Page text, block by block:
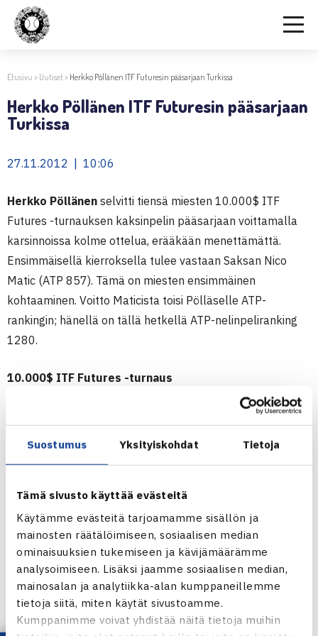
Suostumus Yksityiskohdat Tietoja
Tämä sivusto käyttää evästeitä
Käytämme evästeitä tarjoamamme sisällön ja
mainosten räätälöimiseen, sosiaalisen median
ominaisuuksien tukemiseen ja kävijämäärämme
analysoimiseen. Lisäksi jaamme sosiaalisen median,
mainosalan ja analytiikka-alan kumppaneillemme
tietoja siitä, miten käytät sivustoamme.
Kumppanimme voivat yhdistää näitä tietoja muihin
Etusivu > Uutiset> Herkko Pöllänen ITF Futuresin pääsarjaan Turkissa
Herkko Pöllänen ITF Futuresin pääsarjaan
Turkissa
27.11.2012 | 10:06
Herkko Pöllänen selvitti tiensä miesten 10.000$ ITF
Futures -turnauksen kaksinpelin pääsarjaan voittamalla
karsinnoissa kolme ottelua, erääkään menettämättä.
Ensimmäisellä kierroksella tulee vastaan Saksan Nico
Matic (ATP 857). Tämä on miesten ensimmäinen
kohtaaminen. Voitto Maticista toisi Pölläselle ATP-
rankingin; hänellä on tällä hetkellä ATP-nelinpeliranking
1280.
10.000$ ITF Futures -turnaus
26.11.-2.12.2012 Antalya – Kaya-Belek, Turkki
1.kierrosta: Herkko Pöllänen – Robert Willekes
62
3.kierrosta (voittajat pääsarjaan): Pöllänen – Christian
Plattes Saksa (7.) 64 61
Turkin ITF Futures verkossa